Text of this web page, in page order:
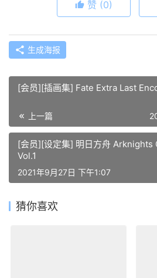
赞 (0)
生成海报
[会员][插画集] Fate Extra Last
上一篇
[会员][设定集] 明日方舟
Vol.1
2021年9月27日 下午1:07
猜你喜欢